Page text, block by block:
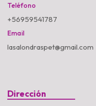
Teléfono
+56959541787
Email
lasalondraspet@gmail.com
Dirección